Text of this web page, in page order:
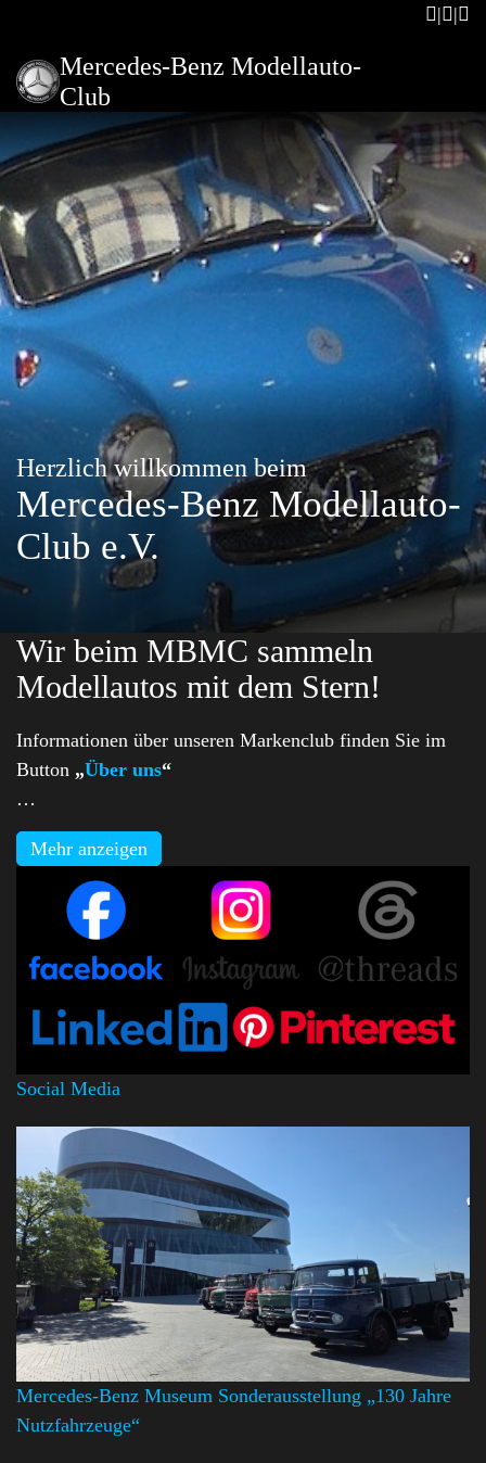
Mercedes-Benz Modellauto-
Club
Herzlich willkommen beim
Mercedes-Benz Modellauto-
Club e.V.
Wir beim MBMC sammeln
Modellautos mit dem Stern!
Informationen über unseren Markenclub finden Sie im
Button „Über uns“
…
Mehr anzeigen
Social Media
Mercedes-Benz Museum Sonderausstellung „130 Jahre
Nutzfahrzeuge“